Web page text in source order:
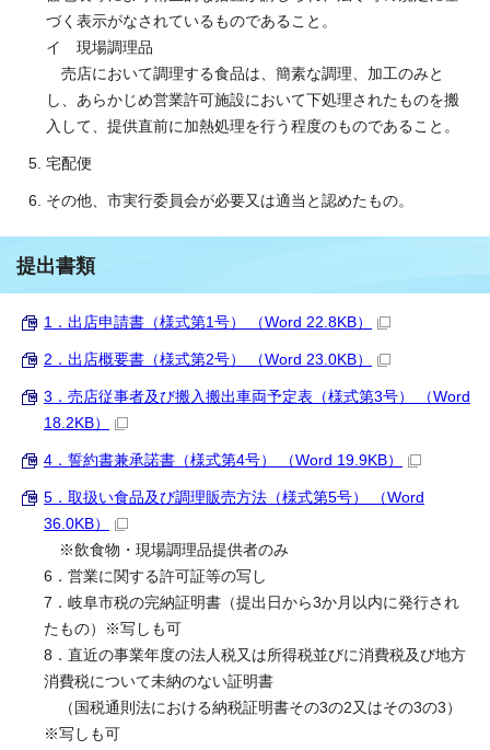
づく表示がなされているものであること。
イ 現場調理品
売店において調理する食品は、簡素な調理、加工のみと
し、あらかじめ営業許可施設において下処理されたものを搬
入して、提供直前に加熱処理を行う程度のものであること。
宅配便
その他、市実行委員会が必要又は適当と認めたもの。
提出書類
1．出店申請書（様式第1号） （Word 22.8KB）
2．出店概要書（様式第2号） （Word 23.0KB）
3．売店従事者及び搬入搬出車両予定表（様式第3号） （Word
18.2KB）
4．誓約書兼承諾書（様式第4号） （Word 19.9KB）
5．取扱い食品及び調理販売方法（様式第5号） （Word
36.0KB）
※飲食物・現場調理品提供者のみ
6．営業に関する許可証等の写し
7．岐阜市税の完納証明書（提出日から3か月以内に発行され
たもの）※写しも可
8．直近の事業年度の法人税又は所得税並びに消費税及び地方
消費税について未納のない証明書
（国税通則法における納税証明書その3の2又はその3の3）
※写しも可